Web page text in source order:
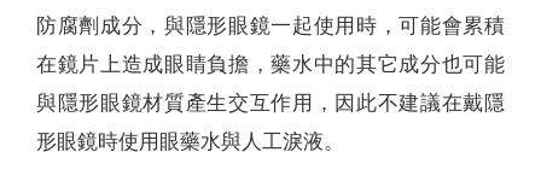
防腐劑成分，與隱形眼鏡一起使用時，可能會累積
在鏡片上造成眼睛負擔，藥水中的其它成分也可能
與隱形眼鏡材質產生交互作用，因此不建議在戴隱
形眼鏡時使用眼藥水與人工淚液。